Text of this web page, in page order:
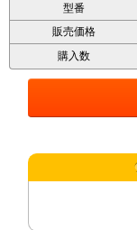
型番
販売価格
購入数